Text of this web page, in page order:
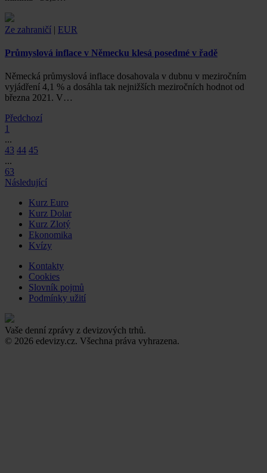
Ze zahraničí | EUR
Průmyslová inflace v Německu klesá posedmé v řadě
Německá průmyslová inflace dosahovala v dubnu v meziročním
vyjádření 4,1 % a dosáhla tak nejnižších meziročních hodnot od
března 2021. V…
Předchozí
1
...
43 44 45
...
63
Následující
Kurz Euro
Kurz Dolar
Kurz Zlotý
Ekonomika
Kvízy
Kontakty
Cookies
Slovník pojmů
Podmínky užití
Vaše denní zprávy z devizových trhů.
© 2026 edevizy.cz. Všechna práva vyhrazena.